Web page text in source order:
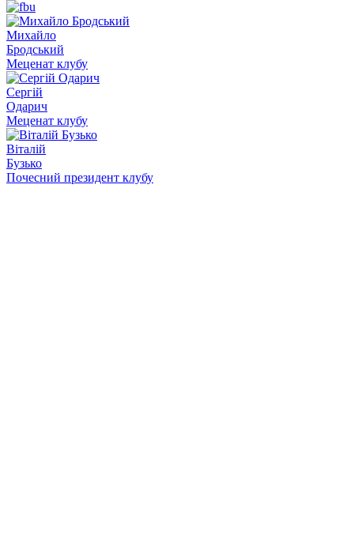
Михайло
Бродський
Меценат клубу
Сергій
Одарич
Меценат клубу
Віталій
Бузько
Почесний президент клубу